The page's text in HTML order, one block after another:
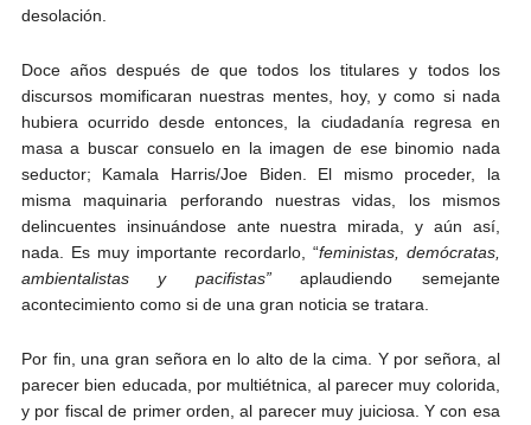
desolación.
Doce años después de que todos los titulares y todos los
discursos momificaran nuestras mentes, hoy, y como si nada
hubiera ocurrido desde entonces, la ciudadanía regresa en
masa a buscar consuelo en la imagen de ese binomio nada
seductor; Kamala Harris/Joe Biden. El mismo proceder, la
misma maquinaria perforando nuestras vidas, los mismos
delincuentes insinuándose ante nuestra mirada, y aún así,
nada. Es muy importante recordarlo, “feministas, demócratas,
ambientalistas y pacifistas”aplaudiendo semejante
acontecimiento como si de una gran noticia se tratara.
Por fin, una gran señora en lo alto de la cima. Y por señora, al
parecer bien educada, por multiétnica, al parecer muy colorida,
y por fiscal de primer orden, al parecer muy juiciosa. Y con esa